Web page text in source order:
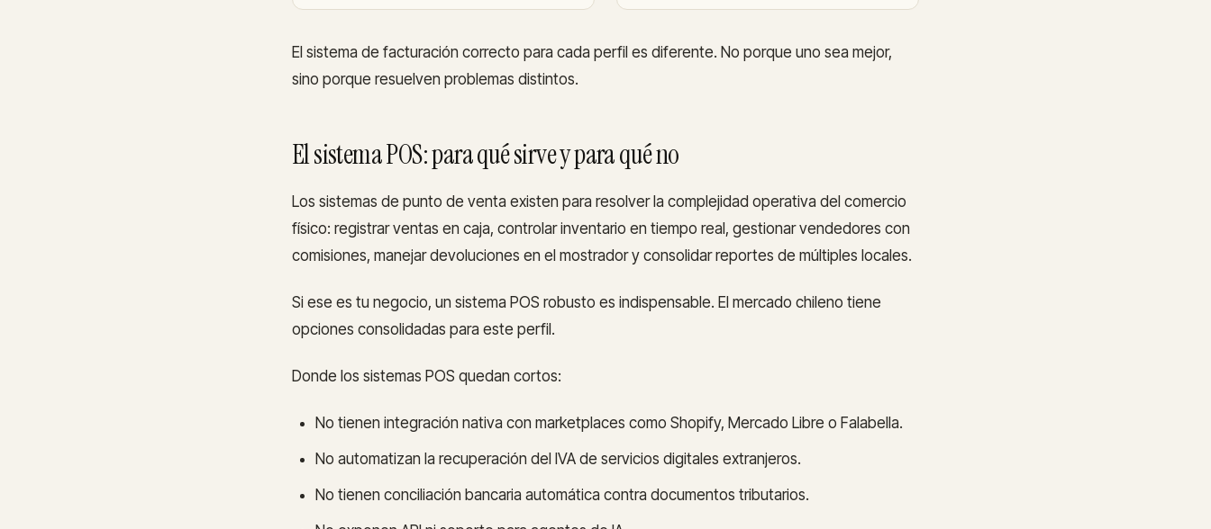
El sistema de facturación correcto para cada perfil es diferente. No porque uno sea mejor,
sino porque resuelven problemas distintos.
El sistema POS: para qué sirve y para qué no
Los sistemas de punto de venta existen para resolver la complejidad operativa del comercio
físico: registrar ventas en caja, controlar inventario en tiempo real, gestionar vendedores con
comisiones, manejar devoluciones en el mostrador y consolidar reportes de múltiples locales.
Si ese es tu negocio, un sistema POS robusto es indispensable. El mercado chileno tiene
opciones consolidadas para este perfil.
Donde los sistemas POS quedan cortos:
No tienen integración nativa con marketplaces como Shopify, Mercado Libre o Falabella.
No automatizan la recuperación del IVA de servicios digitales extranjeros.
No tienen conciliación bancaria automática contra documentos tributarios.